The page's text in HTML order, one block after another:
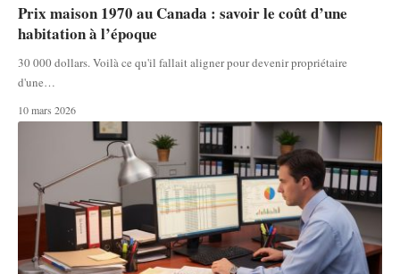
Prix maison 1970 au Canada : savoir le coût d’une
habitation à l’époque
30 000 dollars. Voilà ce qu'il fallait aligner pour devenir propriétaire
d'une…
10 mars 2026